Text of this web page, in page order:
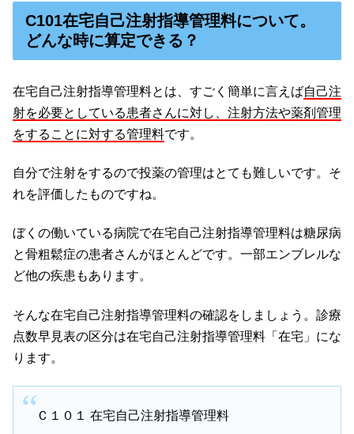
C101在宅自己注射指導管理料について。
どんな時に算定できる？
在宅自己注射指導管理料とは、すごく簡単に言えば自己注
射を必要としている患者さんに対し、注射方法や薬剤管理
をすることに対する管理料です。
自分で注射をするので投薬の管理はとても難しいです。そ
れを評価したものですね。
ぼくの働いている病院で在宅自己注射指導管理料は糖尿病
と骨粗鬆症の患者さんがほとんどです。一部エンブレルな
ど他の疾患もあります。
そんな在宅自己注射指導管理料の確認をしましょう。診療
点数早見表の区分は在宅自己注射指導管理料「在宅」にな
ります。
Ｃ１０１ 在宅自己注射指導管理料